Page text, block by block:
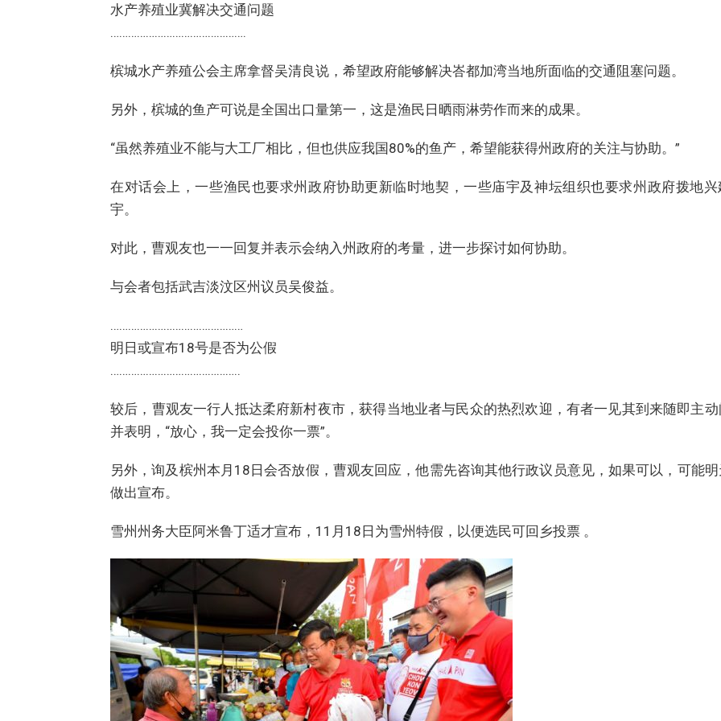
水产养殖业冀解决交通问题
……………………………………….
槟城水产养殖公会主席拿督吴清良说，希望政府能够解决峇都加湾当地所面临的交通阻塞问题。
另外，槟城的鱼产可说是全国出口量第一，这是渔民日晒雨淋劳作而来的成果。
“虽然养殖业不能与大工厂相比，但也供应我国80%的鱼产，希望能获得州政府的关注与协助。”
在对话会上，一些渔民也要求州政府协助更新临时地契，一些庙宇及神坛组织也要求州政府拨地兴
宇。
对此，曹观友也一一回复并表示会纳入州政府的考量，进一步探讨如何协助。
与会者包括武吉淡汶区州议员吴俊益。
………………………………………
明日或宣布18号是否为公假
……………………………………..
较后，曹观友一行人抵达柔府新村夜市，获得当地业者与民众的热烈欢迎，有者一见其到来随即主
并表明，“放心，我一定会投你一票”。
另外，询及槟州本月18日会否放假，曹观友回应，他需先咨询其他行政议员意见，如果可以，可能
做出宣布。
雪州州务大臣阿米鲁丁适才宣布，11月18日为雪州特假，以便选民可回乡投票 。